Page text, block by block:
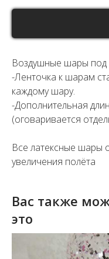
Воздушные шары под
-Ленточка к шарам
каждому шару.
-Дополнительная
(оговаривается
Все латексные шары
увеличения полёта
Вас также
это